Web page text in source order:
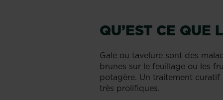
QU’EST CE QUE
Gale ou tavelure sont des
brunes sur le feuillage ou les
potagère. Un traitement
très prolifiques.